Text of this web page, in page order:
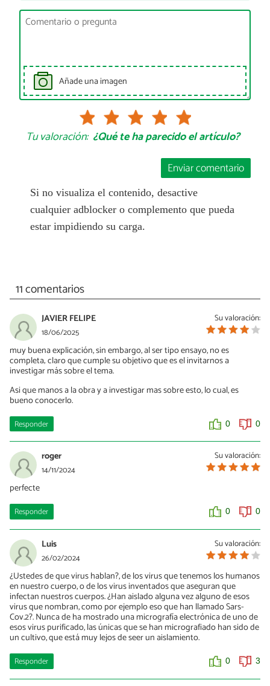
Añade una imagen
Tu valoración: ¿Qué te ha parecido el artículo?
Enviar comentario
Si no visualiza el contenido, desactive
cualquier adblocker o complemento que pueda
estar impidiendo su carga.
11 comentarios
Su valoración:
JAVIER FELIPE
18/06/2025
muy buena explicación, sin embargo, al ser tipo ensayo, no es
completa; claro que cumple su objetivo que es el invitarnos a
investigar más sobre el tema.
Asi que manos a la obra y a investigar mas sobre esto, lo cual, es
bueno conocerlo.
Responder 0 0
Su valoración:
roger
14/11/2024
perfecte
Responder 0 0
Su valoración:
Luis
26/02/2024
¿Ustedes de que virus hablan?, de los virus que tenemos los humanos
en nuestro cuerpo, o de los virus inventados que aseguran que
infectan nuestros cuerpos. ¿Han aislado alguna vez alguno de esos
virus que nombran, como por ejemplo eso que han llamado Sars-
Cov.2?. Nunca de ha mostrado una micrografía electrónica de uno de
esos virus purificado, las únicas que se han micrografiado han sido de
un cultivo, que está muy lejos de seer un aislamiento.
Responder 0 3